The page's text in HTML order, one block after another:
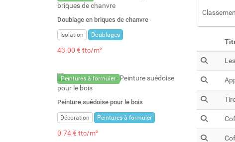
Doublage en briques de chanvre
Isolation Doublages
43.00 € ttc/m²
Peintures à formuler
Peinture suédoise pour le bois
Décoration Peintures à formuler
0.74 € ttc/m²